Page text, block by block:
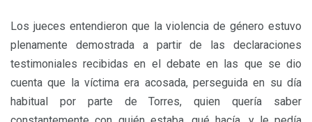
Los jueces entendieron que la violencia de género estuvo
plenamente demostrada a partir de las declaraciones
testimoniales recibidas en el debate en las que se dio
cuenta que la víctima era acosada, perseguida en su día
habitual por parte de Torres, quien quería saber